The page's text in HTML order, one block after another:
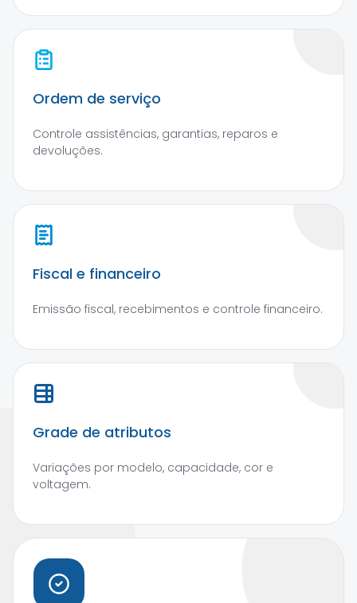
Ordem de serviço
Controle assistências, garantias, reparos e
devoluções.
Fiscal e financeiro
Emissão fiscal, recebimentos e controle financeiro.
Grade de atributos
Variações por modelo, capacidade, cor e
voltagem.